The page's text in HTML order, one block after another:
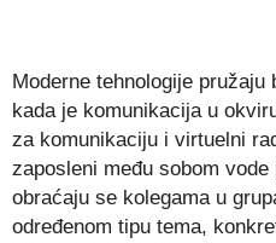
Moderne tehnologije
kada je komunikacija u
za komunikaciju i virtuelni
zaposleni među sobom
obraćaju se kolegama u
određenom tipu tema,